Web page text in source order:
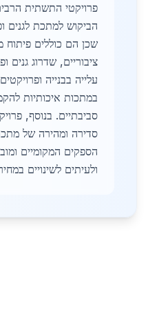
פרויקטי התשתית
הביקוש למתכת לגנים
שכן הם כוללים
ציבוריים, שדרוג גנים
עלייה בבנייה
במתכות איכותיות
סביבתיים. בנוסף,
סדירה ומהירה של
הספקים המקומיים
ולעיתים לשינויים